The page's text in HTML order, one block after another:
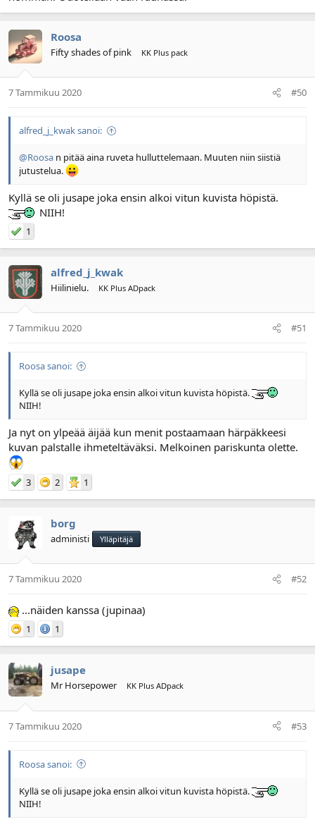
Roosa
Fifty shades of pink KK Plus pack
7 Tammikuu 2020 #50
alfred_j_kwak sanoi:
@Roosa n pitää aina ruveta hulluttelemaan. Muuten niin siistiä
jutustelua.
Kyllä se oli jusape joka ensin alkoi vitun kuvista höpistä.
NIIH!
1
alfred_j_kwak
Hiilinielu. KK Plus ADpack
7 Tammikuu 2020 #51
Roosa sanoi:
Kyllä se oli jusape joka ensin alkoi vitun kuvista höpistä.
NIIH!
Ja nyt on ylpeää äijää kun menit postaamaan härpäkkeesi
kuvan palstalle ihmeteltäväksi. Melkoinen pariskunta olette.
3 2 1
borg
administi Ylläpitäjä
7 Tammikuu 2020 #52
...näiden kanssa (jupinaa)
1 1
jusape
Mr Horsepower KK Plus ADpack
7 Tammikuu 2020 #53
Roosa sanoi:
Kyllä se oli jusape joka ensin alkoi vitun kuvista höpistä.
NIIH!